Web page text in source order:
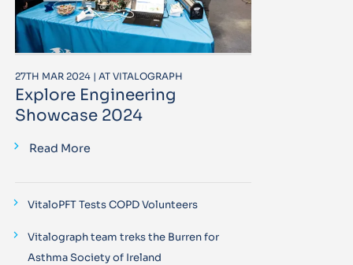
27TH MAR 2024 | AT VITALOGRAPH
Explore Engineering
Showcase 2024
Read More
VitaloPFT Tests COPD Volunteers
Vitalograph team treks the Burren for
Asthma Society of Ireland